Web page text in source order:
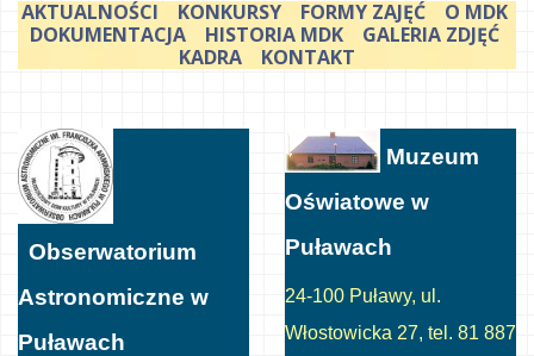
AKTUALNOŚCI KONKURSY FORMY ZAJĘĆ
O MDK
DOKUMENTACJA
HISTORIA MDK
GALERIA ZDJĘĆ
KADRA
KONTAKT
Obserwatorium
Astronomiczne w
Puławach
Muzeum
Oświatowe w
Puławach
24-100 Puławy, ul.
Włostowicka 27, tel. 81 887